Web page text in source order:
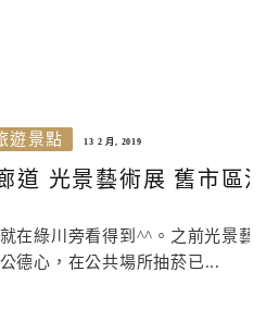
遊景點 13 2 月, 2019
道 光景藝術展 舊市區
在綠川旁看得到^^。之前光景
德心，在公共場所抽菸已...